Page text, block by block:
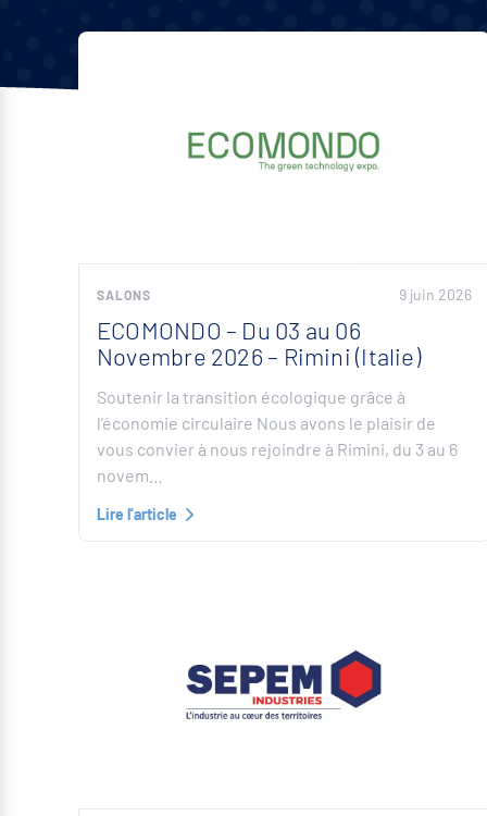
SALONS 9 juin 2026
ECOMONDO – Du 03 au 06
Novembre 2026 – Rimini (Italie)
Soutenir la transition écologique grâce à
l’économie circulaire Nous avons le plaisir de
vous convier à nous rejoindre à Rimini, du 3 au 6
novem…
Lire l’article